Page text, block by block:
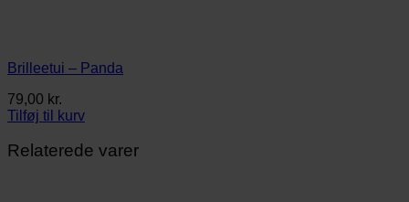
Brilleetui – Panda
79,00 kr.
Tilføj til kurv
Relaterede varer